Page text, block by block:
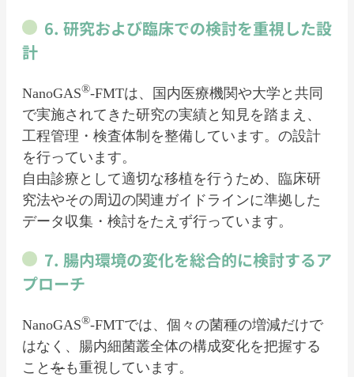
6. 研究および臨床での検討を重視した設
計
NanoGAS®-FMTは、国内医療機関や大学と共同
で実施されてきた研究の実績と知見を踏まえ、
工程管理・検査体制を整備しています。の設計
を行っています。
自由診療として適切な移植を行うため、臨床研
究法やその周辺の関連ガイドラインに準拠した
データ収集・検討をたえず行っています。
7. 腸内環境の変化を総合的に検討するア
プローチ
NanoGAS®-FMTでは、個々の菌種の増減だけで
はなく、腸内細菌叢全体の構成変化を把握する
こと をも重視しています。